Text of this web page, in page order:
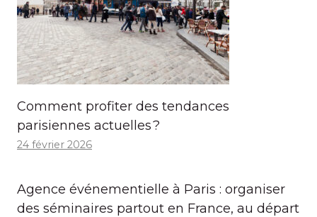
Comment profiter des tendances
parisiennes actuelles ?
24 février 2026
Agence événementielle à Paris : organiser
des séminaires partout en France, au départ